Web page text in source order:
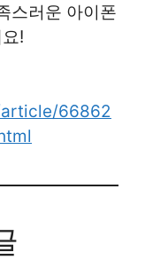
스러운 아이폰
!
66862